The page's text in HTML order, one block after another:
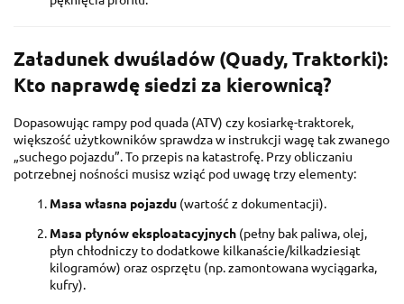
Załadunek dwuśladów (Quady, Traktorki):
Kto naprawdę siedzi za kierownicą?
Dopasowując rampy pod quada (ATV) czy kosiarkę-traktorek,
większość użytkowników sprawdza w instrukcji wagę tak zwanego
„suchego pojazdu”. To przepis na katastrofę. Przy obliczaniu
potrzebnej nośności musisz wziąć pod uwagę trzy elementy:
Masa własna pojazdu (wartość z dokumentacji).
Masa płynów eksploatacyjnych (pełny bak paliwa, olej,
płyn chłodniczy to dodatkowe kilkanaście/kilkadziesiąt
kilogramów) oraz osprzętu (np. zamontowana wyciągarka,
kufry).